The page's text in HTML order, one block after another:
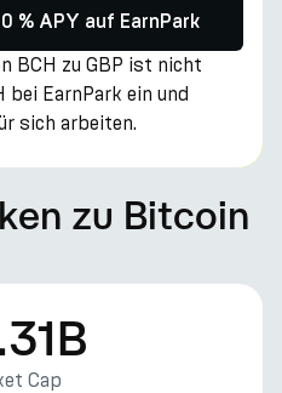
% APY auf EarnPark
BCH zu GBP ist nicht
bei EarnPark ein und
sich arbeiten.
zu Bitcoin
Cap